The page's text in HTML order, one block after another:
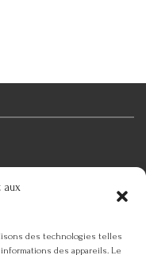
aux
des technologies telles
des appareils. Le